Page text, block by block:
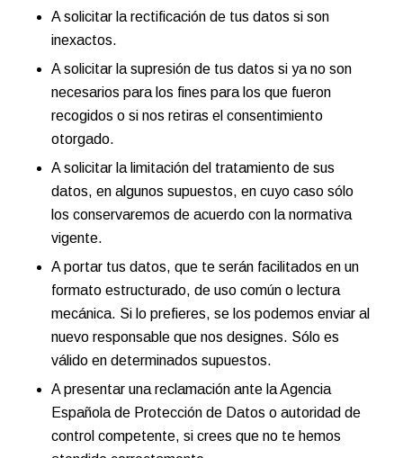
A solicitar la rectificación de tus datos si son
inexactos.
A solicitar la supresión de tus datos si ya no son
necesarios para los fines para los que fueron
recogidos o si nos retiras el consentimiento
otorgado.
A solicitar la limitación del tratamiento de sus
datos, en algunos supuestos, en cuyo caso sólo
los conservaremos de acuerdo con la normativa
vigente.
A portar tus datos, que te serán facilitados en un
formato estructurado, de uso común o lectura
mecánica. Si lo prefieres, se los podemos enviar al
nuevo responsable que nos designes. Sólo es
válido en determinados supuestos.
A presentar una reclamación ante la Agencia
Española de Protección de Datos o autoridad de
control competente, si crees que no te hemos